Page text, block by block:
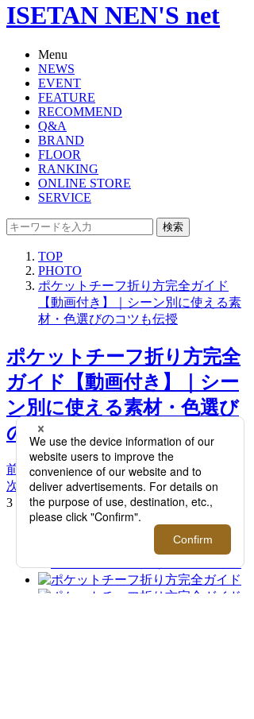
ISETAN NEN'S net
Menu
NEWS
EVENT
FEATURE
RECOMMEND
Q&A
BRAND
FLOOR
RANKING
ONLINE STORE
SERVICE
検索
TOP
PHOTO
ポケットチーフ折り方完全ガイド
【動画付き】｜シーン別に使える素
材・色選びのコツも伝授
ポケットチーフ折り方完全
ガイド【動画付き】｜シー
ン別に使える素材・色選び
のコツも伝授 >>
前へ
次へ
3．パフドクラッシュ